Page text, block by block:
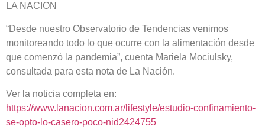
LA NACION
“Desde nuestro Observatorio de Tendencias venimos
monitoreando todo lo que ocurre con la alimentación desde
que comenzó la pandemia”, cuenta Mariela Mociulsky,
consultada para esta nota de La Nación.
Ver la noticia completa en:
https://www.lanacion.com.ar/lifestyle/estudio-confinamiento-
se-opto-lo-casero-poco-nid2424755